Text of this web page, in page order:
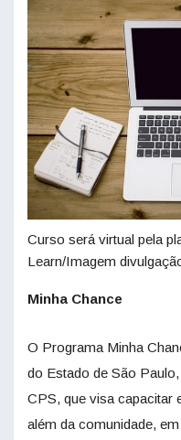
Curso será virtual pela
Learn/Imagem
Minha Chance
O Programa Minha
do Estado de São
CPS, que visa capacitar
além da comunidade,